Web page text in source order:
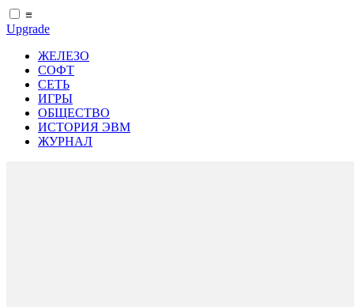
≡
Upgrade
ЖЕЛЕЗО
СОФТ
СЕТЬ
ИГРЫ
ОБЩЕСТВО
ИСТОРИЯ ЭВМ
ЖУРНАЛ